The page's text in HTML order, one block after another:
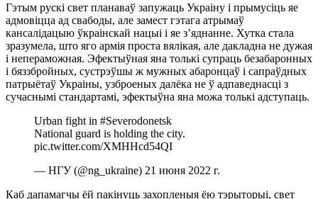
Гэтым рускі свет планаваў запужаць Украіну і прымусіць яе
адмовіцца ад свабоды, але замест гэтага атрымаў
кансалідацыю ўкраінскай нацыі і яе з’яднанне. Хутка стала
зразумела, што яго армія проста вялікая, але дакладна не дужая
і непераможная. Эфектыўная яна толькі супраць безабаронных
і бяззбройных, сустрэўшы ж мужных абаронцаў і сапраўдных
патрыётаў Украіны, узброеных далёка не ў адпаведнасці з
сучаснымі стандартамі, эфектыўна яна можа толькі адступаць.
Urban fight in #Severodonetsk
National guard is holding the city.
pic.twitter.com/XMHHcd54QI
— НГУ (@ng_ukraine) 21 июня 2022 г.
Каб дапамагчы ёй пакінуць захопленыя ёю тэрыторыі, свет